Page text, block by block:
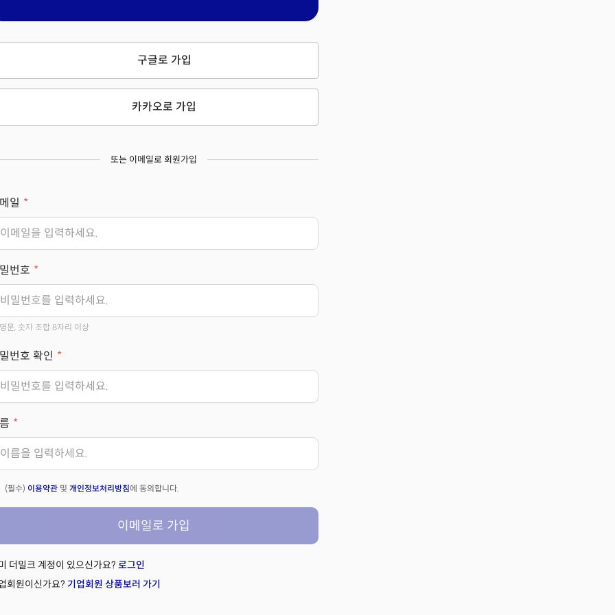
구글로 가입
카카오로 가입
또는 이메일로 회원가입
일
번호
영문, 숫자 조합 8자리 이상
번호 확인
(필수) 이용약관 및 개인정보처리방침에 동의합니다.
이메일로 가입
더밀크 계정이 있으신가요? 로그인
회원이신가요? 기업회원 상품보러 가기